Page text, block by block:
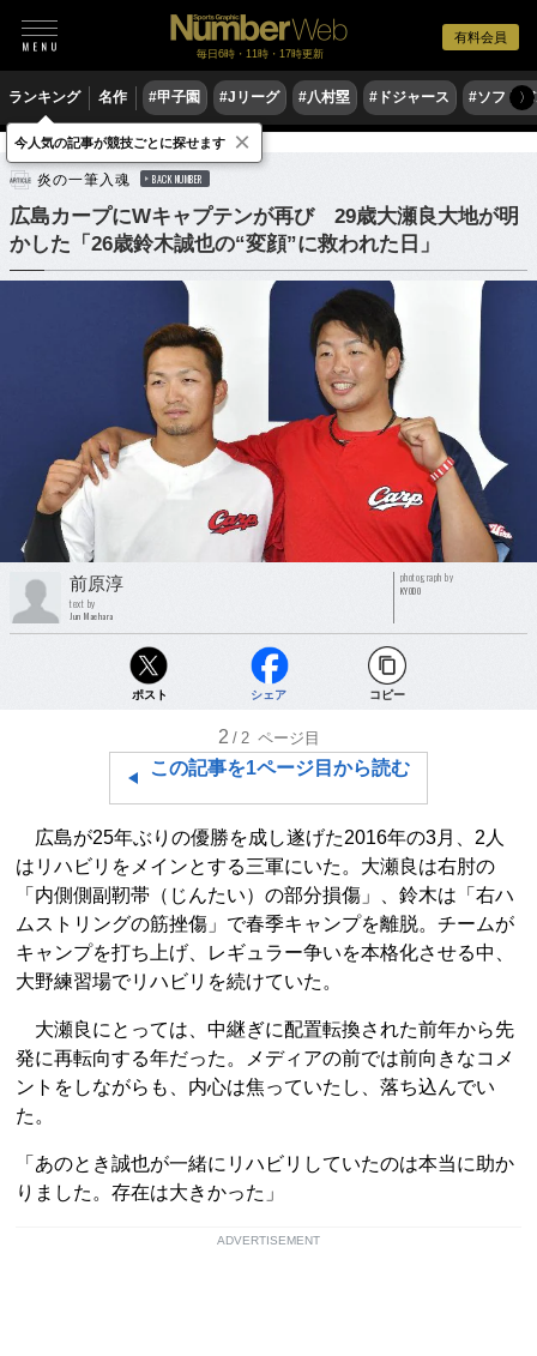
有料会員
毎日6時・11時・17時更新
ランキング 名作 #甲子園 #Jリーグ #八村塁 #ドジャース #ソフト〉
野球 プロ野球
炎の一筆入魂 BACK NUMBER
広島カープにWキャプテンが再び 29歳大瀬良大地が明
かした「26歳鈴木誠也の“変顔”に救われた日」
前原淳
text by
Jun Maehara
photograph by
KYODO
ポスト シェア コピー
2 /2 ページ目
この記事を1ページ目から読む
広島が25年ぶりの優勝を成し遂げた2016年の3月、2人
はリハビリをメインとする三軍にいた。大瀬良は右肘の
「内側側副靭帯（じんたい）の部分損傷」、鈴木は「右ハ
ムストリングの筋挫傷」で春季キャンプを離脱。チームが
キャンプを打ち上げ、レギュラー争いを本格化させる中、
大野練習場でリハビリを続けていた。
大瀬良にとっては、中継ぎに配置転換された前年から先
発に再転向する年だった。メディアの前では前向きなコメ
ントをしながらも、内心は焦っていたし、落ち込んでい
た。
「あのとき誠也が一緒にリハビリしていたのは本当に助か
りました。存在は大きかった」
ADVERTISEMENT
今人気の記事が競技ごとに探せます ×